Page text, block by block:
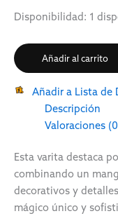
Disponibilidad: 1
Añadir al carrito
Añadir a Lista de
Descripción
Valoraciones
Esta varita destaca
combinando un
decorativos y
mágico único y